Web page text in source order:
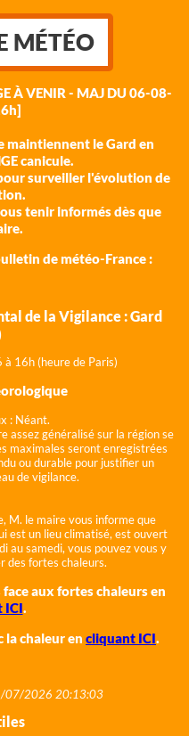
MÉTÉO
À VENIR - MAJ DU 06-08-
maintiennent le Gard en
canicule.
surveiller l'évolution de
tenir informés dès que
de météo-France :
de la Vigilance : Gard
à 16h (heure de Paris)
: Néant.
assez généralisé sur la région se
maximales seront enregistrées
ou durable pour justifier un
de vigilance.
M. le maire vous informe que
est un lieu climatisé, est ouvert
au samedi, vous pouvez vous y
des fortes chaleurs.
aux fortes chaleurs en
ICI.
chaleur en cliquant ICI.
07/2026 20:13:03